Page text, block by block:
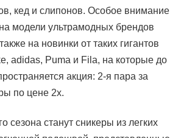
кед и слипонов. Особое внимание
модели ультрамодных брендов
на новинки от таких гигантов
adidas, Puma и Fila, на которые до
акция: 2-я пара за
по цене 2х.
сезона станут сникеры из легких